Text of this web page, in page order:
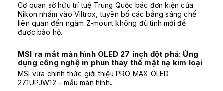
Cơ quan sở hữu trí tuệ Trung Quốc bác đơn kiện của
Nikon nhắm vào Viltrox, tuyên bố các bằng sáng chế
liên quan đến ngàm Z-mount không đủ tính mới để
được bảo hộ.
MSI ra mắt màn hình OLED 27 inch đột phá: Ứng
dụng công nghệ in phun thay thế mặt nạ kim loại
MSI vừa chính thức giới thiệu PRO MAX OLED
271UPJW12 – mẫu màn hình...